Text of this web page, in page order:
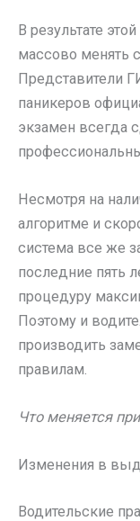
В результате
массово менять
Представители
паникеров
экзамен всегда
Несмотря на
алгоритме и
система все же
последние пять
процедуру
Поэтому и
производить
правилам.
Что меняется
Изменения в
Водительские